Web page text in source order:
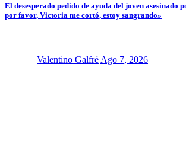
El desesperado pedido de ayuda del joven asesinado
por favor, Victoria me cortó, estoy sangrando»
Valentino Galfré Ago 7, 2026